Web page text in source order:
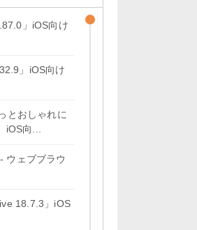
」iOS向け
」iOS向け
とおしゃれに
iOS向...
ウェブブラウ
18.7.3」iOS